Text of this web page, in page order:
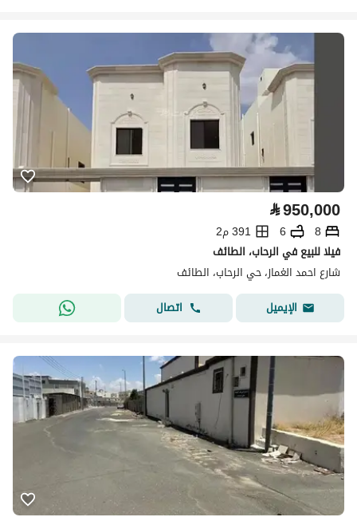
⃁950,000
8
6
391 م2
فيلا للبيع في الرحاب، الطائف
شارع احمد الغماز، حي الرحاب، الطائف
الإيميل
اتصال